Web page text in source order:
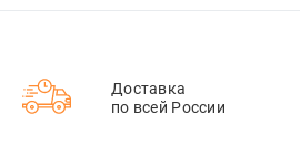
Доставка
по всей России